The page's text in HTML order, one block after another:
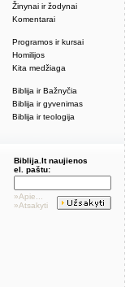
Žinynai ir žodynai
Komentarai
Programos ir kursai
Homilijos
Kita medžiaga
Biblija ir Bažnyčia
Biblija ir gyvenimas
Biblija ir teologija
Biblija.lt naujienos
el. paštu:
»Apie...
»Atsakyti